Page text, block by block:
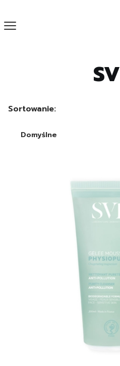
Menu
Lista
Sortowanie:
Domyślne